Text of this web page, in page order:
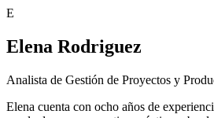
E
Elena Rodriguez
Analista de Gestión de Proyectos y
Elena cuenta con ocho años de